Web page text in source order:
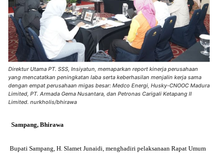
Direktur Utama PT. SSS, Insiyatun, memaparkan report kinerja perusahaan
yang mencatatkan peningkatan laba serta keberhasilan menjalin kerja sama
dengan empat perusahaan migas besar: Medco Energi, Husky-CNOOC Madura
Limited, PT. Armada Gema Nusantara, dan Petronas Carigali Ketapang II
Limited. nurkholis/bhirawa
Sampang, Bhirawa
Bupati Sampang, H. Slamet Junaidi, menghadiri pelaksanaan Rapat Umum